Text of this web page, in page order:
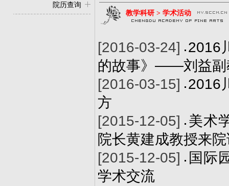
院历查询
教学科研 > 学术活动
[2016-03-24] 2016
的故事》——刘益副
[2016-03-15] 2016
方
[2015-12-05]
美术
院长黄建成教授来
[2015-12-05]
国际
学术交流